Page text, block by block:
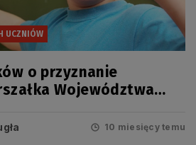
UCZNIÓW
o przyznanie
Województwa
10 miesięcy temu